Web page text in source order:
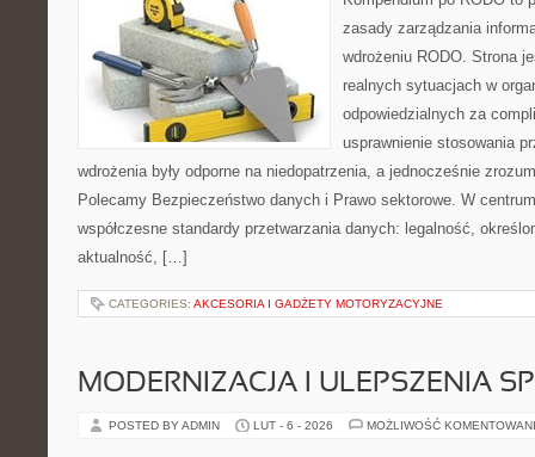
zasady zarządzania
wdrożeniu RODO. Strona
realnych sytuacjach w
odpowiedzialnych za
usprawnienie stosowania
wdrożenia były odporne na niedopatrzenia, a jednocześnie
Polecamy Bezpieczeństwo danych i Prawo sektorowe. W
współczesne standardy przetwarzania danych: legalność,
aktualność, […]
CATEGORIES: AKCESORIA I GADŻETY MOTORYZACYJNE
MODERNIZACJA I ULEPSZENIA
POSTED BY ADMIN LUT - 6 - 2026 MOŻLIWOŚĆ